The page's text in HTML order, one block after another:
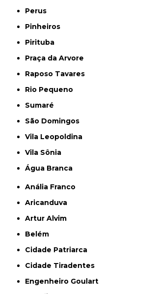
Perus
Pinheiros
Pirituba
Praça da Arvore
Raposo Tavares
Rio Pequeno
Sumaré
São Domingos
Vila Leopoldina
Vila Sônia
Água Branca
Anália Franco
Aricanduva
Artur Alvim
Belém
Cidade Patriarca
Cidade Tiradentes
Engenheiro Goulart